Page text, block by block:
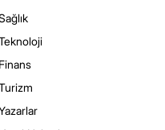
Finans